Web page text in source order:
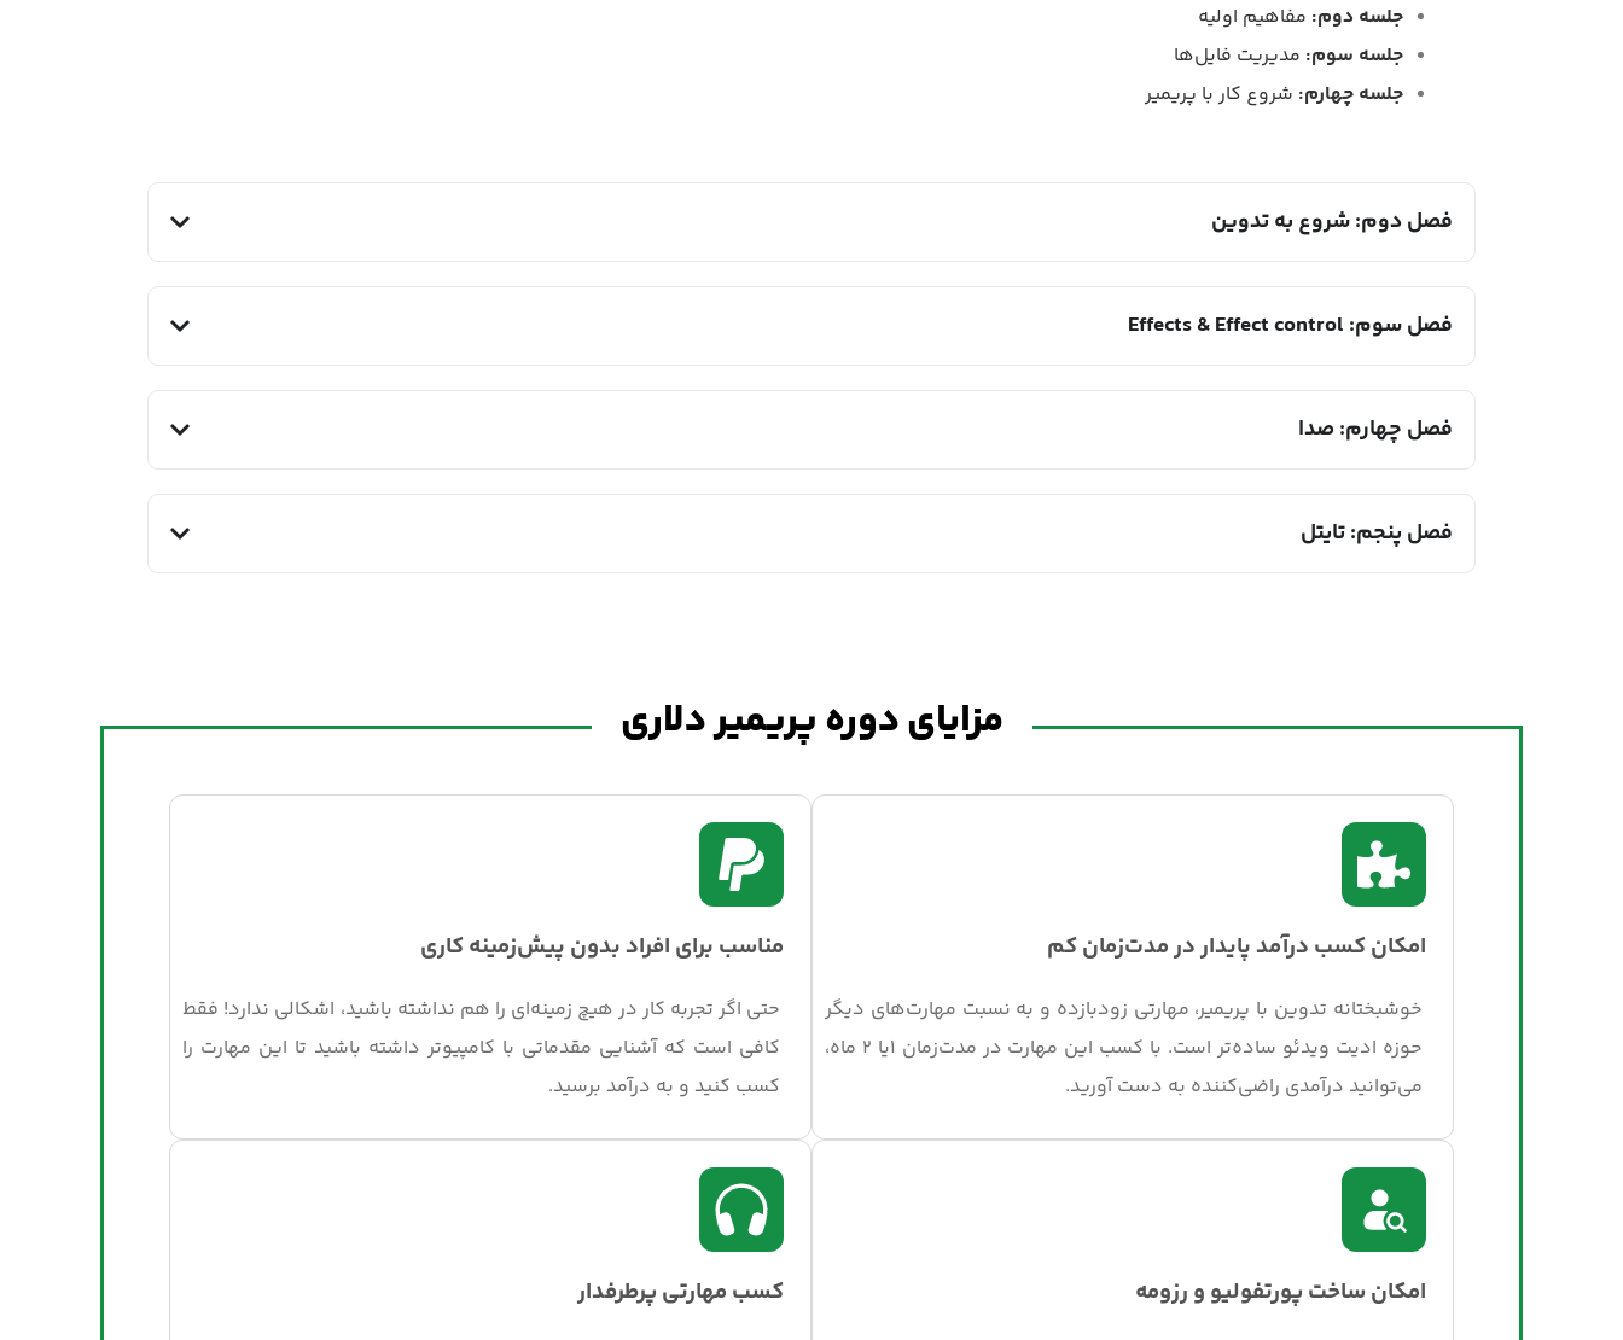
جلسه دوم: مفاهیم اولیه
جلسه سوم: مدیریت فایل‌ها
جلسه چهارم: شروع کار با پریمیر
فصل دوم: شروع به تدوین
فصل سوم: Effects & Effect control
فصل چهارم: صدا
فصل پنجم: تایتل
مزایای دوره پریمیر دلاری
امکان کسب درآمد پایدار در مدت‌زمان کم
خوشبختانه تدوین با پریمیر، مهارتی زودبازده و به نسبت مهارت‌های دیگر
حوزه ادیت ویدئو ساده‌تر است. با کسب این مهارت در مدت‌زمان 1یا 2 ماه،
می‌توانید درآمدی راضی‌کننده به دست آورید.
مناسب برای افراد بدون پیش‌زمینه کاری
حتی اگر تجربه کار در هیچ زمینه‌ای را هم نداشته باشید، اشکالی ندارد! فقط
کافی است که آشنایی مقدماتی با کامپیوتر داشته باشید تا این مهارت را
کسب کنید و به درآمد برسید.
امکان ساخت پورتفولیو و رزومه کسب مهارتی پرطرفدار